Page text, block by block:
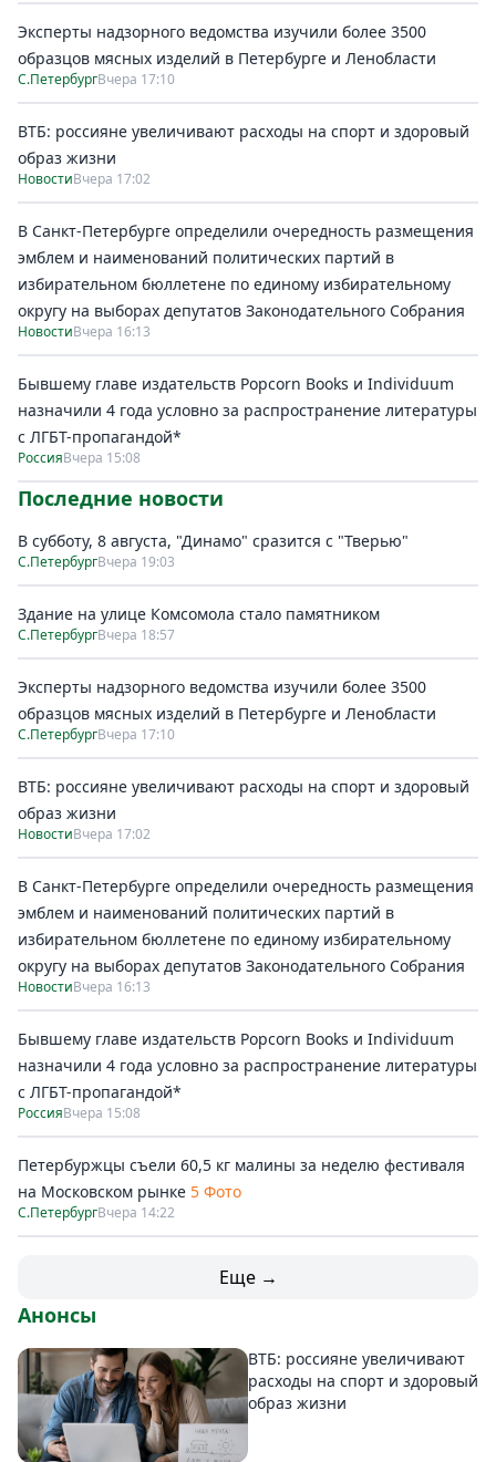
Эксперты надзорного ведомства изучили более 3500
образцов мясных изделий в Петербурге и Ленобласти
С.ПетербургВчера 17:10
ВТБ: россияне увеличивают расходы на спорт и здоровый
образ жизни
НовостиВчера 17:02
В Санкт-Петербурге определили очередность размещения
эмблем и наименований политических партий в
избирательном бюллетене по единому избирательному
округу на выборах депутатов Законодательного Собрания
НовостиВчера 16:13
Бывшему главе издательств Popcorn Books и Individuum
назначили 4 года условно за распространение литературы
с ЛГБТ-пропагандой*
РоссияВчера 15:08
Последние новости
В субботу, 8 августа, "Динамо" сразится с "Тверью"
С.ПетербургВчера 19:03
Здание на улице Комсомола стало памятником
С.ПетербургВчера 18:57
Эксперты надзорного ведомства изучили более 3500
образцов мясных изделий в Петербурге и Ленобласти
С.ПетербургВчера 17:10
ВТБ: россияне увеличивают расходы на спорт и здоровый
образ жизни
НовостиВчера 17:02
В Санкт-Петербурге определили очередность размещения
эмблем и наименований политических партий в
избирательном бюллетене по единому избирательному
округу на выборах депутатов Законодательного Собрания
НовостиВчера 16:13
Бывшему главе издательств Popcorn Books и Individuum
назначили 4 года условно за распространение литературы
с ЛГБТ-пропагандой*
РоссияВчера 15:08
Петербуржцы съели 60,5 кг малины за неделю фестиваля
на Московском рынке 5 Фото
С.ПетербургВчера 14:22
Еще →
Анонсы
ВТБ: россияне увеличивают
расходы на спорт и здоровый
образ жизни